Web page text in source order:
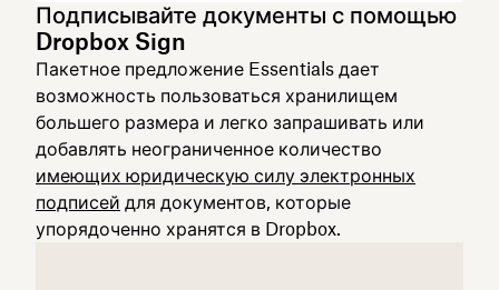
Подписывайте документы с помощью
Dropbox Sign
Пакетное предложение Essentials дает
возможность пользоваться хранилищем
большего размера и легко запрашивать или
добавлять неограниченное количество
имеющих юридическую силу электронных
подписей для документов, которые
упорядоченно хранятся в Dropbox.